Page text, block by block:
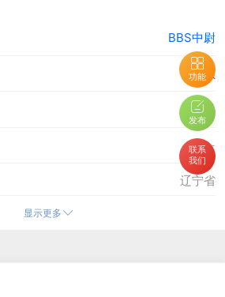
功能
发布
联系
我们
BBS中尉
管理员
男
-
辽宁省
显示更多